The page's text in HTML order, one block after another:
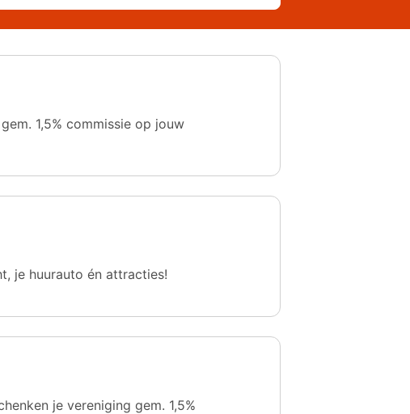
1,5% commissie op jouw
je huurauto én attracties!
je vereniging gem. 1,5%